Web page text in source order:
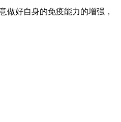
做好自身的免疫能力的增强，